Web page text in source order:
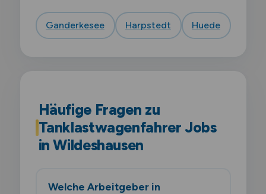
Ganderkesee Harpstedt Huede
Häufige Fragen zu
Tanklastwagenfahrer Jobs
in Wildeshausen
Welche Arbeitgeber in